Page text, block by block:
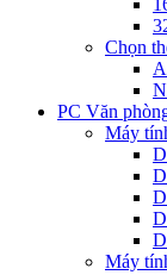
Chọn
PC Văn
Máy
Máy